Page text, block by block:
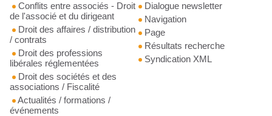
Conflits entre associés - Droit
de l'associé et du dirigeant
Droit des affaires / distribution
/ contrats
Droit des professions
libérales réglementées
Droit des sociétés et des
associations / Fiscalité
Actualités / formations /
événements
Dialogue newsletter
Navigation
Page
Résultats recherche
Syndication XML